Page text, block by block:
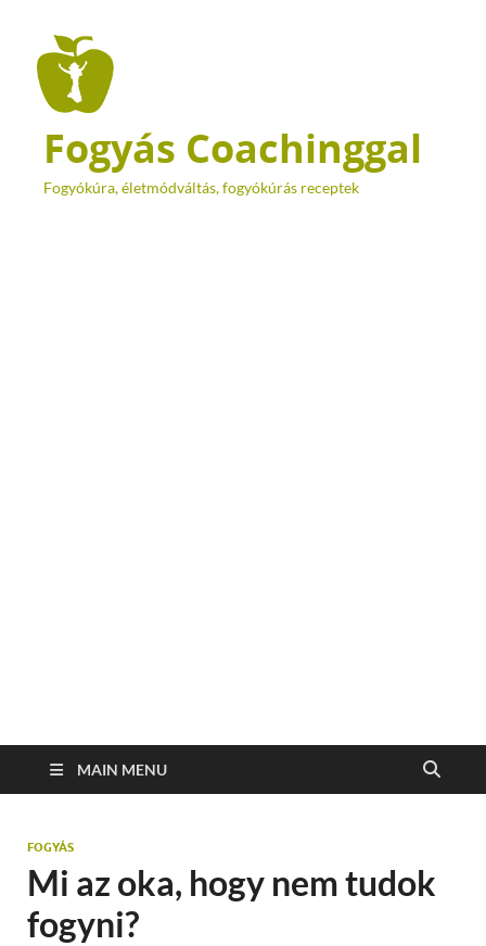
Fogyás Coachinggal
Fogyókúra, életmódváltás, fogyókúrás receptek
MAIN MENU
FOGYÁS
Mi az oka, hogy nem tudok
fogyni?